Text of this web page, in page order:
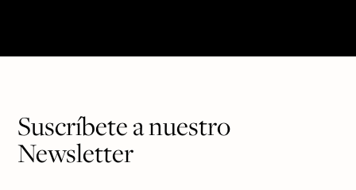
Suscríbete a nuestro
Newsletter